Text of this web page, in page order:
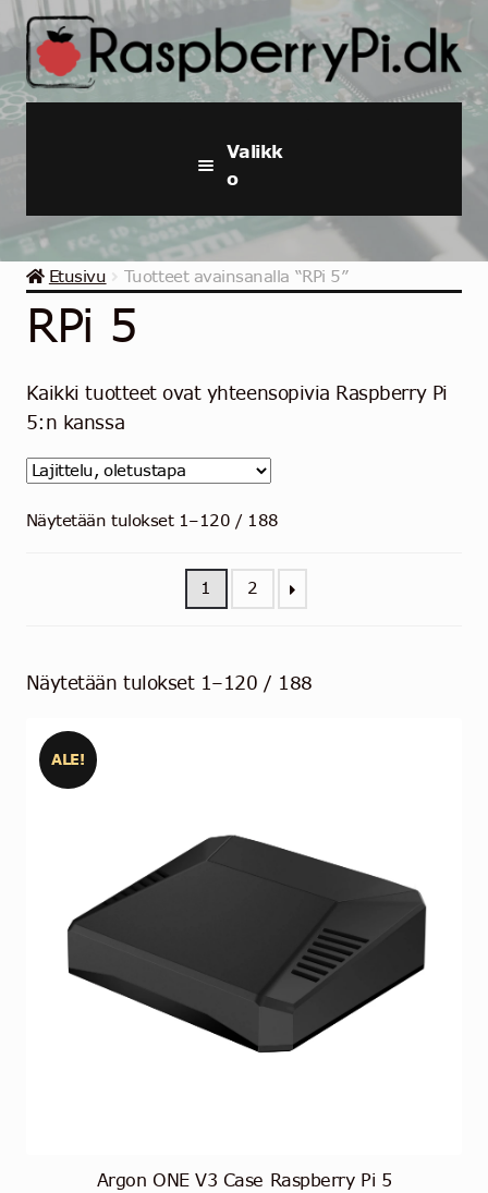
Siirry
navigointiin
Siirry
sisältöön
Valikk
o
Raspberry Pi
Aloituspaketit ja -sarjat
Raspberry pi Tarvikkeet
Kokoelmat
Ota yhteyttä
Etusivu Tuotteet avainsanalla “RPi 5”
RPi 5
Kaikki tuotteet ovat yhteensopivia Raspberry Pi
5:n kanssa
Näytetään tulokset 1–120 / 188
1 2
Näytetään tulokset 1–120 / 188
Argon ONE V3 Case Raspberry Pi 5
ALE!